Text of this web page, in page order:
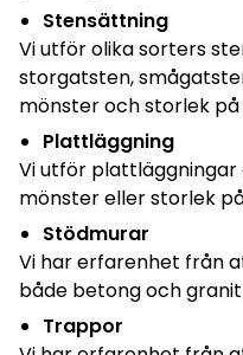
Stensättning
Vi utför olika sorters
storgatsten,
mönster och storlek på
Plattläggning
Vi utför
mönster eller storlek
Stödmurar
Vi har erfarenhet från
både betong och
Trappor